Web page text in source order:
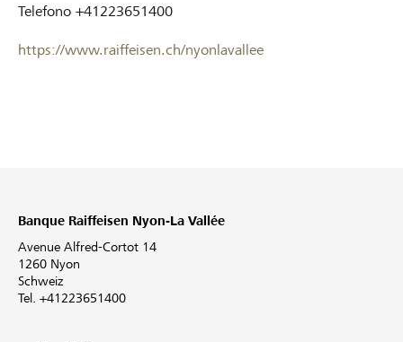
Telefono +41223651400
https://www.raiffeisen.ch/nyonlavallee
Banque Raiffeisen Nyon-La Vallée
Avenue Alfred-Cortot 14
1260 Nyon
Schweiz
Tel. +41223651400